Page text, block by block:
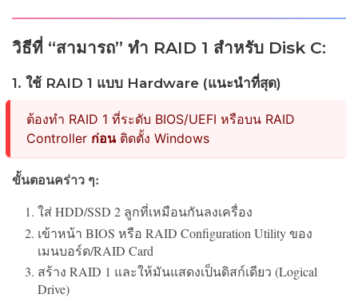
วิธีที่ “สามารถ” ทำ RAID 1 สำหรับ Disk C:
1. ใช้ RAID 1 แบบ Hardware (แนะนำที่สุด)
ต้องทำ RAID 1 ที่ระดับ BIOS/UEFI หรือบน RAID
Controller ก่อนติดตั้ง Windows
ขั้นตอนคร่าว ๆ:
ใส่ HDD/SSD 2 ลูกที่เหมือนกันลงเครื่อง
เข้าหน้า BIOS หรือ RAID Configuration Utility ของ
เมนบอร์ด/RAID Card
สร้าง RAID 1 และให้มันแสดงเป็นดิสก์เดียว (Logical
Drive)